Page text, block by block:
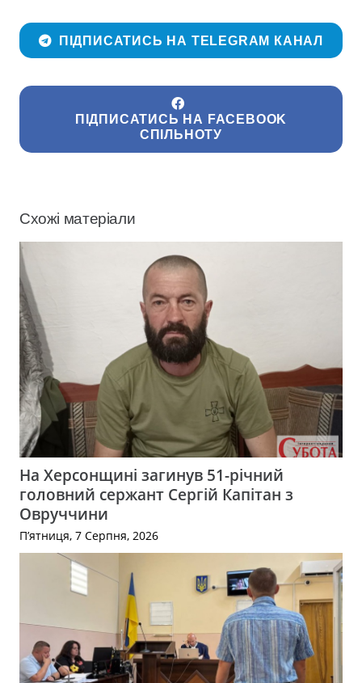
ПІДПИСАТИСЬ НА TELEGRAM КАНАЛ
ПІДПИСАТИСЬ НА FACEBOOK
СПІЛЬНОТУ
Схожі матеріали
На Херсонщині загинув 51-річний
головний сержант Сергій Капітан з
Овруччини
П’ятниця, 7 Серпня, 2026